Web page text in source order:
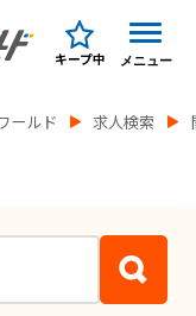
キープ中 メニュー
ールド 求人検索